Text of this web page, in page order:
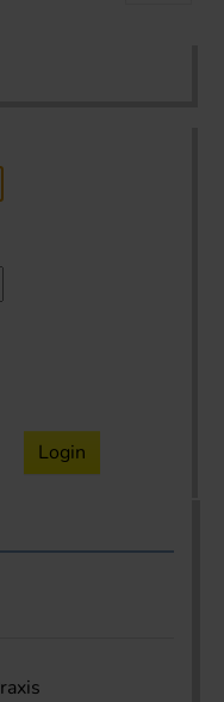
Login